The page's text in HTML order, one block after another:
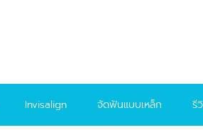
Invisalign จัดฟันแบบเหล็ก รี